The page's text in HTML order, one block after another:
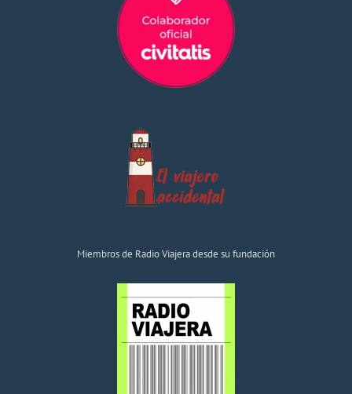
Miembros de Radio Viajera desde su fundación